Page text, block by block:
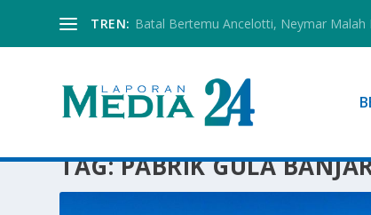
TREN: Batal Bertemu Ancelotti, Neymar Malah
TAG:PABRIK GULA